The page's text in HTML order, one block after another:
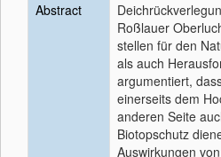
Abstract
Roßlauer
stellen für den
als auch
argumentiert,
einerseits dem
anderen Seite
Biotopschutz
Auswirkungen